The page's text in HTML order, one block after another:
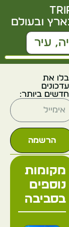
ובעולם
את
ביותר:
הרשמה
מקומות
נוספים
בסביבה